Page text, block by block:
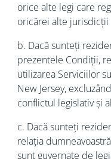
orice alte legi care
oricărei alte jurisdicții
b. Dacă sunteți
prezentele Condiții,
utilizarea Serviciilor
New Jersey,
conflictul legislativ și
c. Dacă sunteți
relația
sunt guvernate de